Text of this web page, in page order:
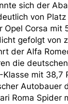
sich der
von
Corsa mit
gefolgt von
der Alfa
die
mit 38,7
Autobauer
Roma Spider